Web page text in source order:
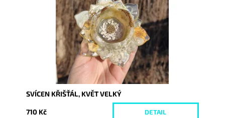
10598
SVÍCEN KŘIŠŤÁL, KVĚT VELKÝ
710 Kč DETAIL